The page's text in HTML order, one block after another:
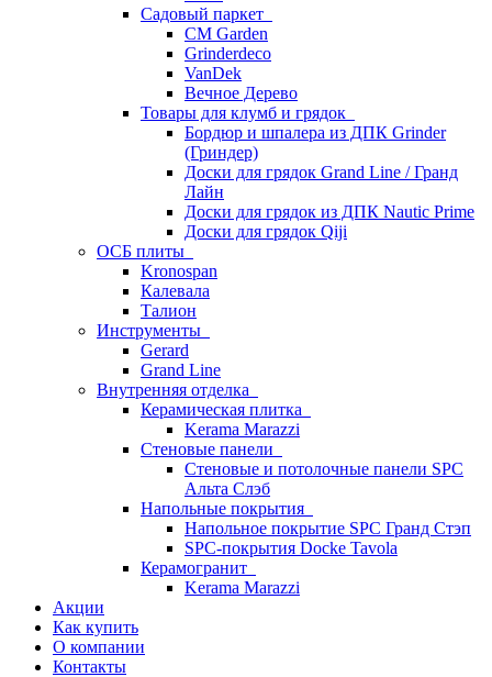
Садовый паркет
CM Garden
Grinderdeco
VanDek
Вечное Дерево
Товары для клумб и грядок
Бордюр и шпалера из ДПК Grinder
(Гриндер)
Доски для грядок Grand Line / Гранд
Лайн
Доски для грядок из ДПК Nautic Prime
Доски для грядок Qiji
ОСБ плиты
Kronospan
Калевала
Талион
Инструменты
Gerard
Grand Line
Внутренняя отделка
Керамическая плитка
Kerama Marazzi
Стеновые панели
Стеновые и потолочные панели SPC
Альта Слэб
Напольные покрытия
Напольное покрытие SPC Гранд Стэп
SPC-покрытия Docke Tavola
Керамогранит
Kerama Marazzi
Акции
Как купить
О компании
Контакты